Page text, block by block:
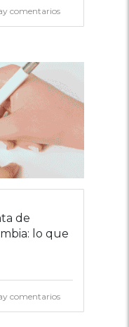
comentarios
de
lo que
comentarios